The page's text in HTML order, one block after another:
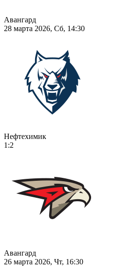
Авангард
28 марта 2026, Сб, 14:30
Нефтехимик
1:2
Авангард
26 марта 2026, Чт, 16:30